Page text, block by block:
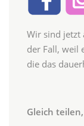
Wir sind jetzt
der Fall, weil
die das
Gleich